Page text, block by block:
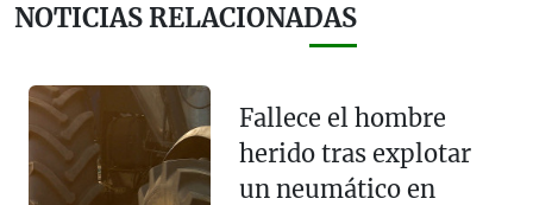
NOTICIAS RELACIONADAS
Fallece el hombre
herido tras explotar
un neumático en